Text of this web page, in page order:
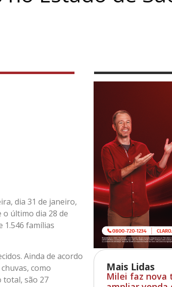
Mais Lidas
Milei faz nova
dia 31 de janeiro,
último dia 28 de
1.546 famílias
Ainda de acordo
como
total, são 27